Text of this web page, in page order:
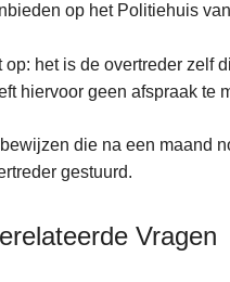
op het Politiehuis
op: het is de overtreder zelf
hiervoor geen afspraak te
die na een maand
gestuurd.
Vragen